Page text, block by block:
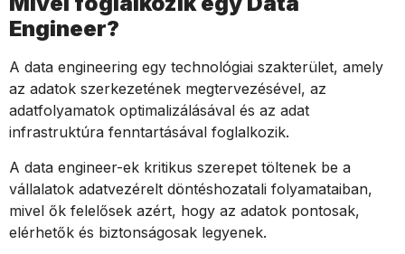
Engineer?
A data engineering egy technológiai szakterület, amely
az adatok szerkezetének megtervezésével, az
adatfolyamatok optimalizálásával és az adat
infrastruktúra fenntartásával foglalkozik.
A data engineer-ek kritikus szerepet töltenek be a
vállalatok adatvezérelt döntéshozatali folyamataiban,
mivel ők felelősek azért, hogy az adatok pontosak,
elérhetők és biztonságosak legyenek.